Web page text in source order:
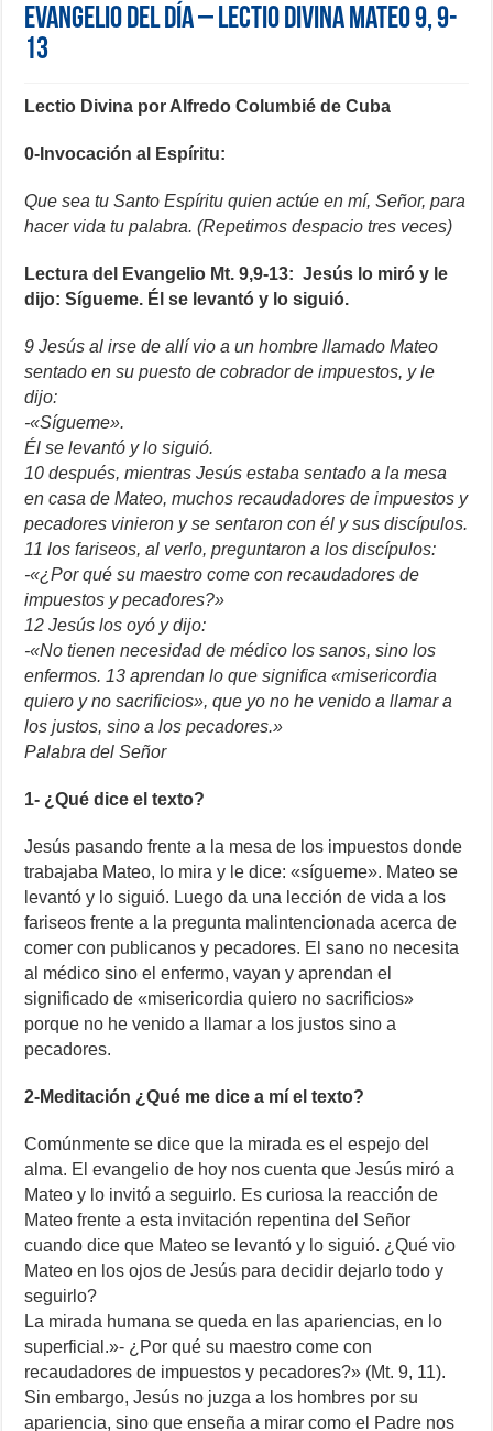
Evangelio del día – Lectio Divina Mateo 9, 9-
13
Lectio Divina por Alfredo Columbié de Cuba
0-Invocación al Espíritu:
Que sea tu Santo Espíritu quien actúe en mí, Señor, para
hacer vida tu palabra. (Repetimos despacio tres veces)
Lectura del Evangelio Mt. 9,9-13: Jesús lo miró y le
dijo: Sígueme. Él se levantó y lo siguió.
9 Jesús al irse de allí vio a un hombre llamado Mateo
sentado en su puesto de cobrador de impuestos, y le
dijo:
-«Sígueme».
Él se levantó y lo siguió.
10 después, mientras Jesús estaba sentado a la mesa
en casa de Mateo, muchos recaudadores de impuestos y
pecadores vinieron y se sentaron con él y sus discípulos.
11 los fariseos, al verlo, preguntaron a los discípulos:
-«¿Por qué su maestro come con recaudadores de
impuestos y pecadores?»
12 Jesús los oyó y dijo:
-«No tienen necesidad de médico los sanos, sino los
enfermos. 13 aprendan lo que significa «misericordia
quiero y no sacrificios», que yo no he venido a llamar a
los justos, sino a los pecadores.»
Palabra del Señor
1- ¿Qué dice el texto?
Jesús pasando frente a la mesa de los impuestos donde
trabajaba Mateo, lo mira y le dice: «sígueme». Mateo se
levantó y lo siguió. Luego da una lección de vida a los
fariseos frente a la pregunta malintencionada acerca de
comer con publicanos y pecadores. El sano no necesita
al médico sino el enfermo, vayan y aprendan el
significado de «misericordia quiero no sacrificios»
porque no he venido a llamar a los justos sino a
pecadores.
2-Meditación ¿Qué me dice a mí el texto?
Comúnmente se dice que la mirada es el espejo del
alma. El evangelio de hoy nos cuenta que Jesús miró a
Mateo y lo invitó a seguirlo. Es curiosa la reacción de
Mateo frente a esta invitación repentina del Señor
cuando dice que Mateo se levantó y lo siguió. ¿Qué vio
Mateo en los ojos de Jesús para decidir dejarlo todo y
seguirlo?
La mirada humana se queda en las apariencias, en lo
superficial.»- ¿Por qué su maestro come con
recaudadores de impuestos y pecadores?» (Mt. 9, 11).
Sin embargo, Jesús no juzga a los hombres por su
apariencia, sino que enseña a mirar como el Padre nos